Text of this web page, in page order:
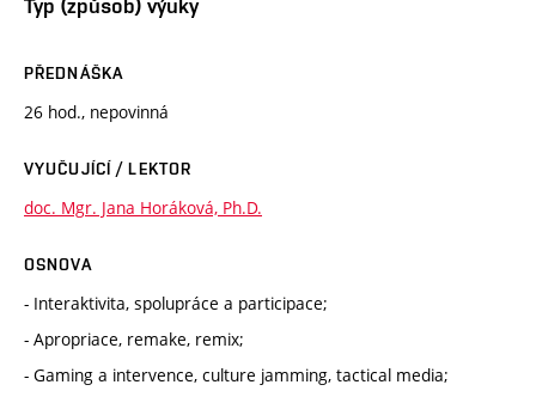
Typ (způsob) výuky
PŘEDNÁŠKA
26 hod., nepovinná
VYUČUJÍCÍ / LEKTOR
doc. Mgr. Jana Horáková, Ph.D.
OSNOVA
- Interaktivita, spolupráce a participace;
- Apropriace, remake, remix;
- Gaming a intervence, culture jamming, tactical media;